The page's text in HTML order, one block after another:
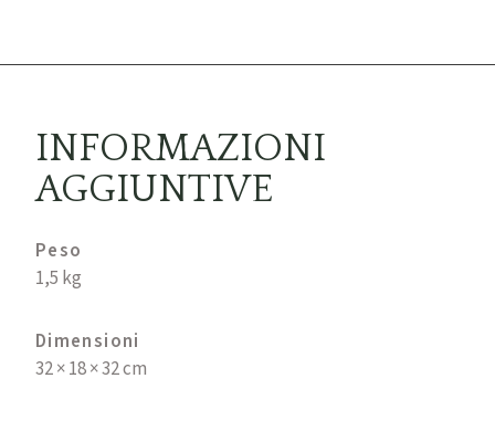
INFORMAZIONI
AGGIUNTIVE
Peso
1,5 kg
Dimensioni
32 × 18 × 32 cm